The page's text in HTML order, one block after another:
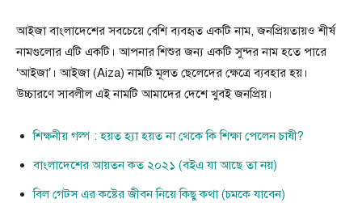
আইজা বাংলাদেশের সবচেয়ে বেশি ব্যবহৃত একটি নাম, জনপ্রিয়তায়ও শীর্ষ
নামগুলোর এটি একটি। আপনার শিশুর জন্য একটি সুন্দর নাম হতে পারে
‘আইজা’। আইজা (Aiza) নামটি মূলত ছেলেদের ক্ষেত্রে ব্যবহার হয়।
উচ্চারণে সাবলীল এই নামটি আমাদের দেশে খুবই জনপ্রিয়।
শিক্ষনীয় গল্প : হয়ত হ্যা হয়ত না থেকে কি শিক্ষা পেলেন চাষী?
বাংলাদেশের আয়তন কত ২০২১ (বইএ যা আছে তা নয়)
বিল গেটস এর কষ্টের জীবন নিয়ে কিছু কথা (চমকে যাবেন)